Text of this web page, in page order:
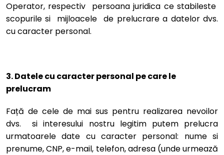
Operator, respectiv persoana juridica ce stabileste
scopurile si mijloacele de prelucrare a datelor dvs.
cu caracter personal.
3. Datele cu caracter personal pe care le
prelucram
Față de cele de mai sus pentru realizarea nevoilor
dvs. si interesului nostru legitim putem prelucra
urmatoarele date cu caracter personal: nume si
prenume, CNP, e-mail, telefon, adresa (unde urmează